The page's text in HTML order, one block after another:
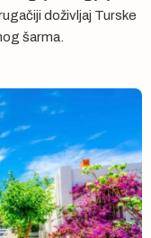
doživljaj Turske
šarma.